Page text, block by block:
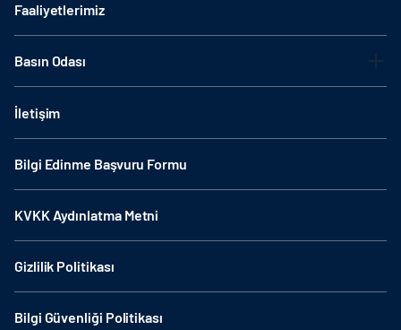
Faaliyetlerimiz
Basın Odası
İletişim
Bilgi Edinme Başvuru Formu
KVKK Aydınlatma Metni
Gizlilik Politikası
Bilgi Güvenliği Politikası